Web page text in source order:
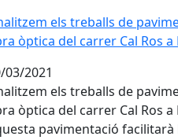
els treballs de
els treballs de
òptica del carrer Cal Ros
03/2021
els treballs de
òptica del carrer Cal Ros a
pavimentació